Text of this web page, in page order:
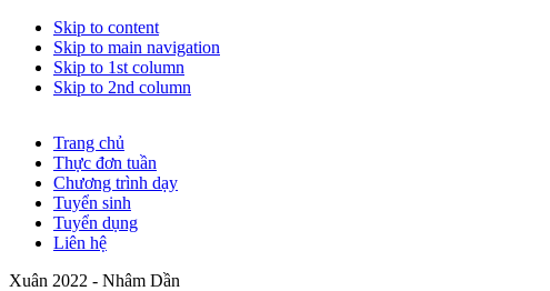
Skip to content
Skip to main navigation
Skip to 1st column
Skip to 2nd column
Trang chủ
Thực đơn tuần
Chương trình dạy
Tuyển sinh
Tuyển dụng
Liên hệ
Xuân 2022 - Nhâm Dần